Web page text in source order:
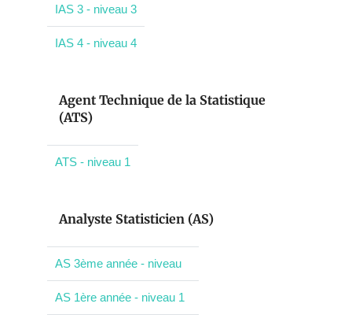
IAS 3 - niveau 3
IAS 4 - niveau 4
Agent Technique de la Statistique
(ATS)
ATS - niveau 1
Analyste Statisticien (AS)
AS 3ème année - niveau
AS 1ère année - niveau 1